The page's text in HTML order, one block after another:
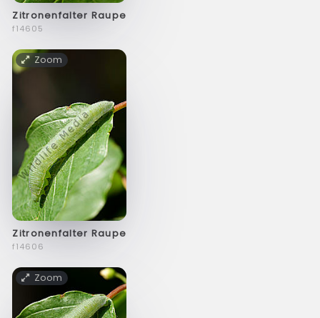
Zitronenfalter Raupe
f14605
Zoom
Zitronenfalter Raupe
f14606
Zoom